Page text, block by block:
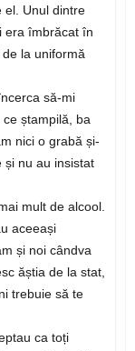
el. Unul dintre
era îmbrăcat în
la uniformă
să-mi
ștampilă, ba
nici o grabă și-
și nu au insistat
mult de alcool.
aceeași
și noi cândva
ăștia de la stat,
trebuie să te
ca toți